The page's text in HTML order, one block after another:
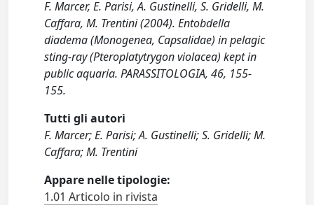
F. Marcer, E. Parisi, A. Gustinelli, S. Gridelli, M.
Caffara, M. Trentini (2004). Entobdella
diadema (Monogenea, Capsalidae) in pelagic
sting-ray (Pteroplatytrygon violacea) kept in
public aquaria. PARASSITOLOGIA, 46, 155-
155.
Tutti gli autori
F. Marcer; E. Parisi; A. Gustinelli; S. Gridelli; M.
Caffara; M. Trentini
Appare nelle tipologie:
1.01 Articolo in rivista